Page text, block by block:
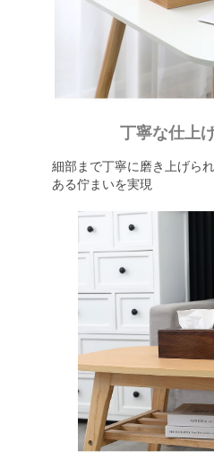
丁寧な仕上
細部まで丁寧に磨き上げら
ある佇まいを実現